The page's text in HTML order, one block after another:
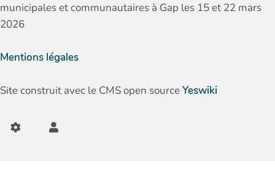
municipales et communautaires à Gap les 15 et 22 mars
2026
Mentions légales
Site construit avec le CMS open sourceYeswiki